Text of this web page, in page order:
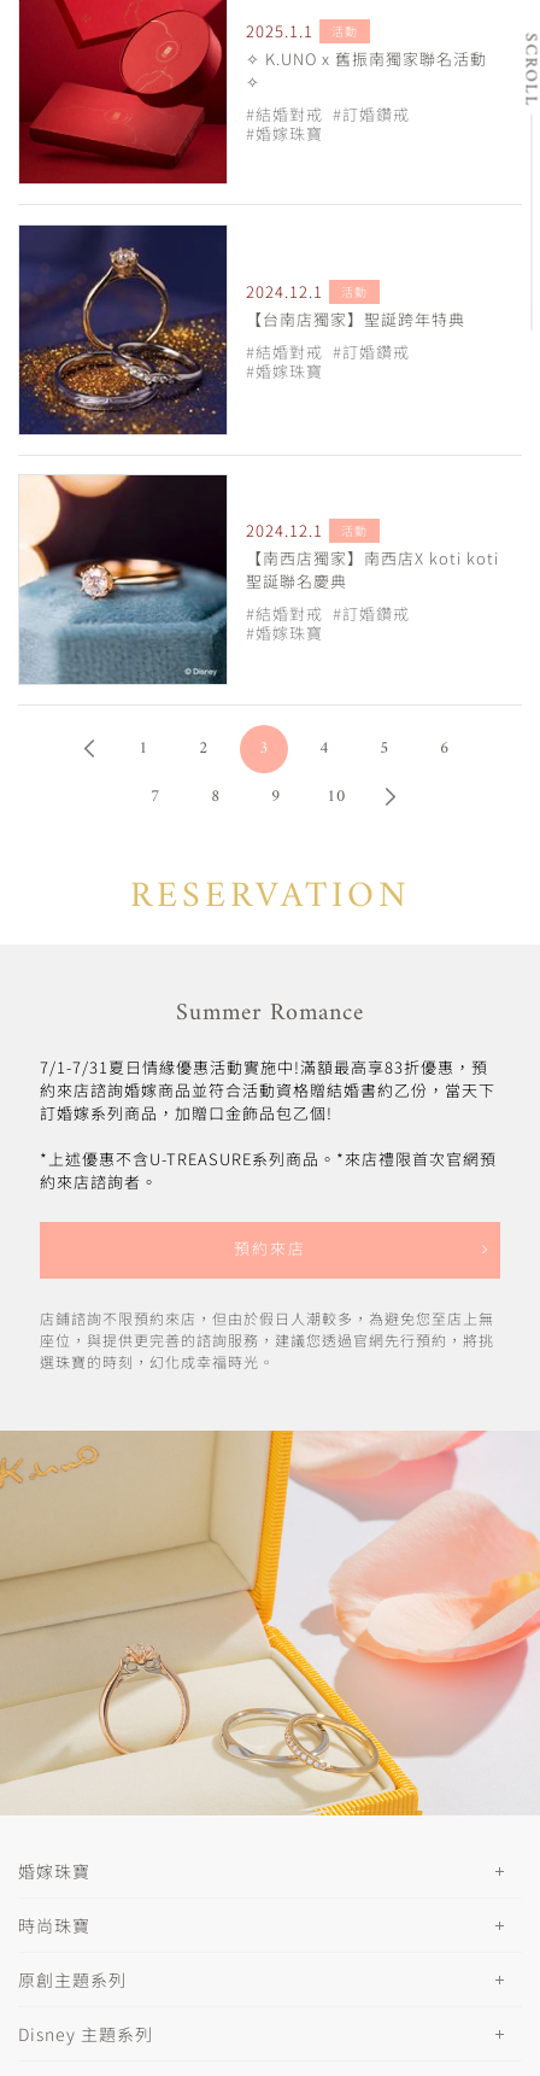
2025.1.1 活動
✧ K.UNO x 舊振南獨家聯名活動
✧
#結婚對戒 #訂婚鑽戒
#婚嫁珠寶
2024.12.1 活動
【台南店獨家】聖誕跨年特典
#結婚對戒 #訂婚鑽戒
#婚嫁珠寶
2024.12.1 活動
【南西店獨家】南西店X koti koti
聖誕聯名慶典
#結婚對戒 #訂婚鑽戒
#婚嫁珠寶
1 2 3 4 5
6
7
8 9 10
RESERVATION
Summer Romance
7/1-7/31夏日情緣優惠活動實施中!滿額最高享83折優惠，預
約來店諮詢婚嫁商品並符合活動資格贈結婚書約乙份，當天下
訂婚嫁系列商品，加贈口金飾品包乙個!
*上述優惠不含U-TREASURE系列商品。*來店禮限首次官網預
約來店諮詢者。
預約來店
店鋪諮詢不限預約來店，但由於假日人潮較多，為避免您至店上無
座位，與提供更完善的諮詢服務，建議您透過官網先行預約，將挑
選珠寶的時刻，幻化成幸福時光。
婚嫁珠寶
時尚珠寶
原創主題系列
Disney 主題系列